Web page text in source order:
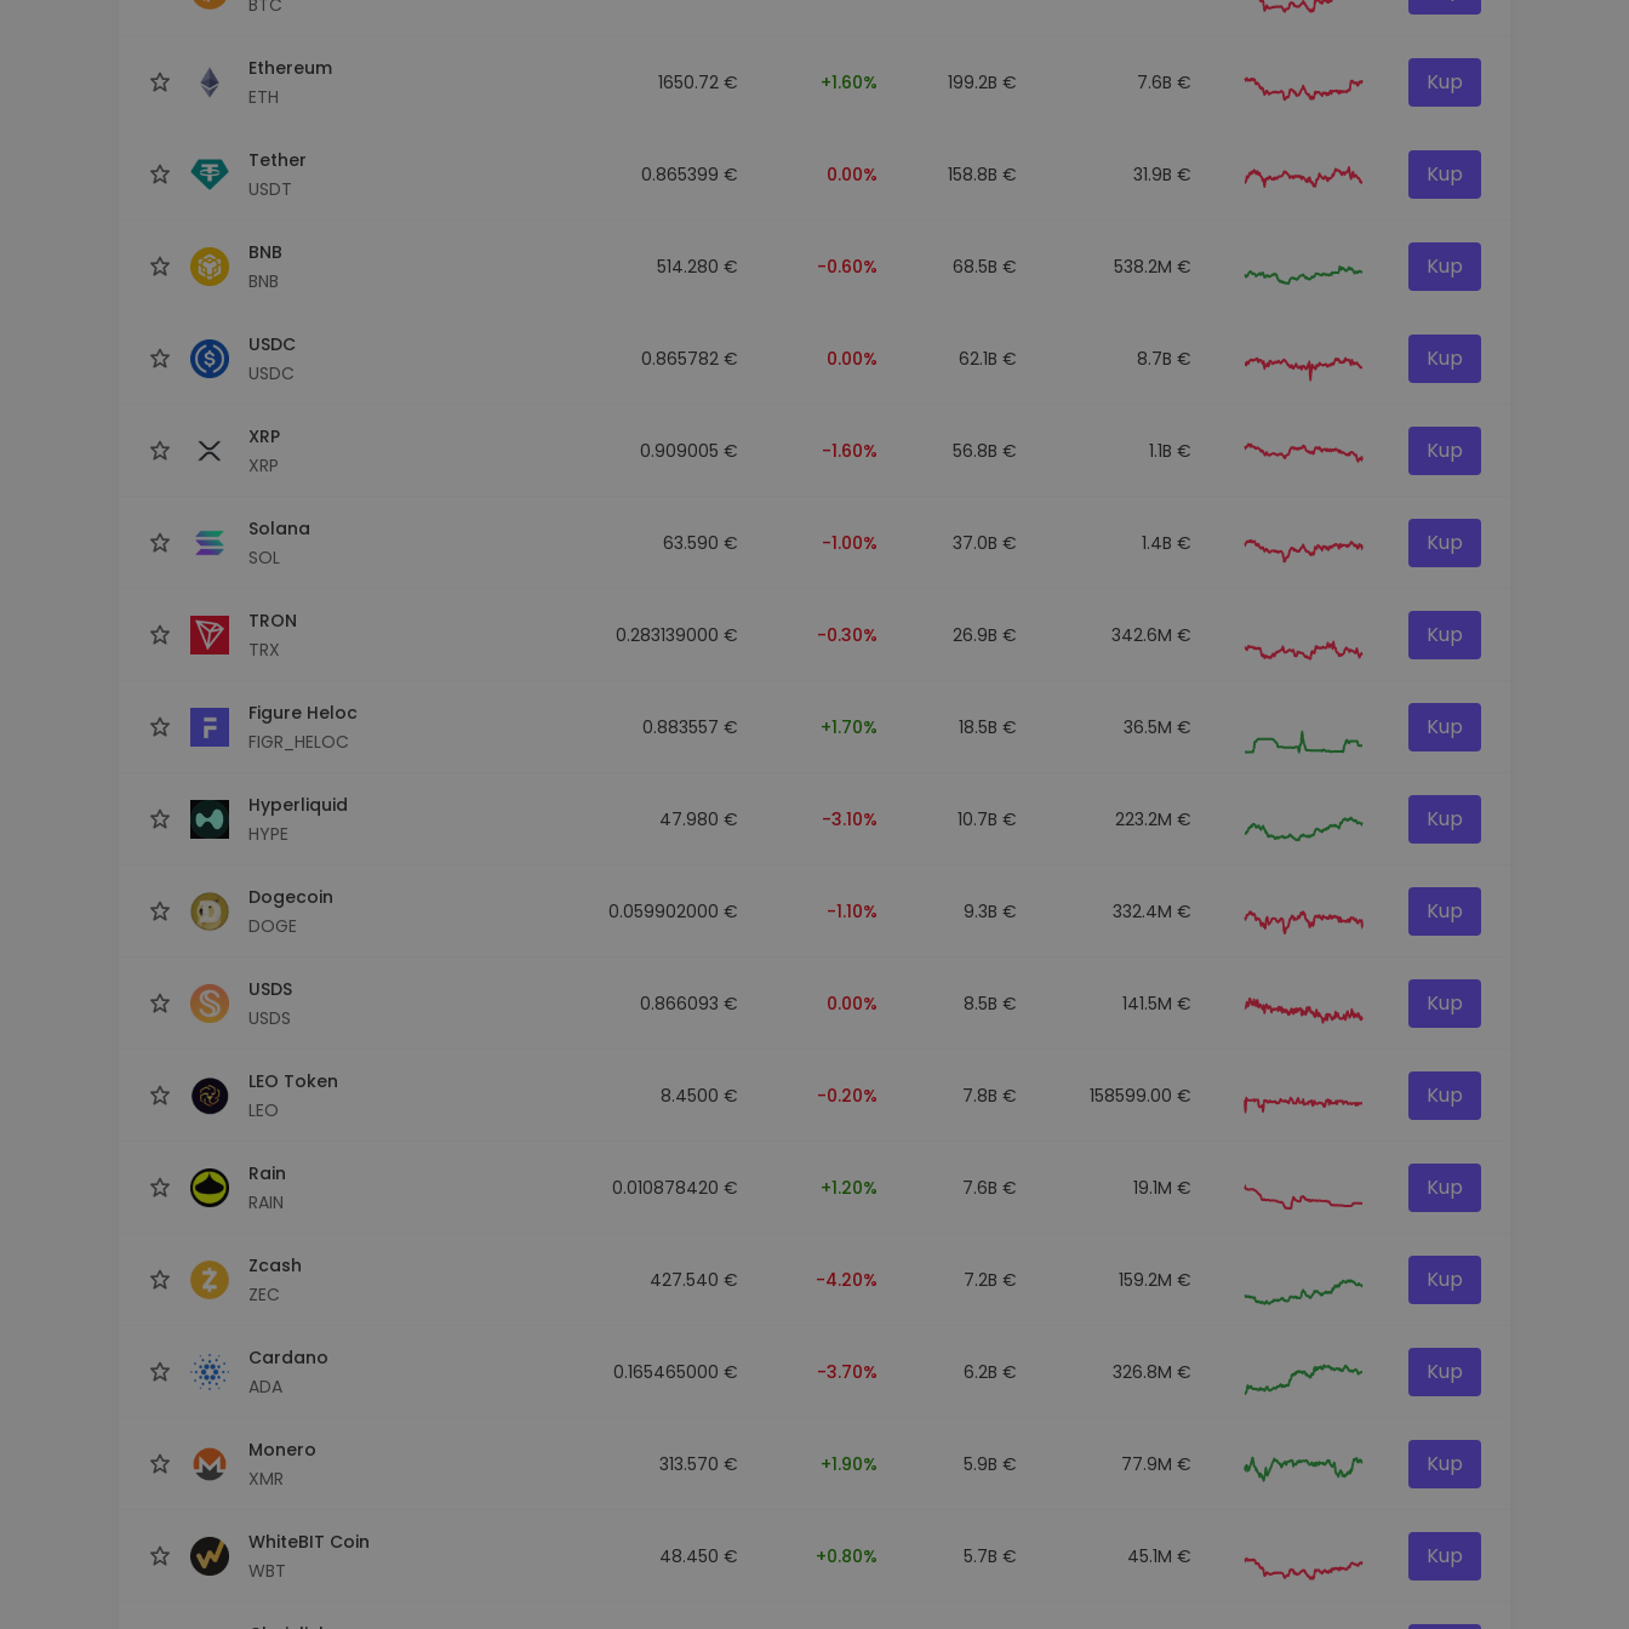
Ethereum
ETH
1650.72 € +1.60% 199.2B € 7.6B € Kup
Tether
USDT
0.865399 € 0.00% 158.8B € 31.9B € Kup
BNB
BNB
514.280 € -0.60% 68.5B € 538.2M € Kup
USDC
USDC
0.865782 € 0.00% 62.1B € 8.7B € Kup
XRP
XRP
0.909005 € -1.60% 56.8B € 1.1B € Kup
Solana
SOL
63.590 € -1.00% 37.0B € 1.4B € Kup
TRON
TRX
0.283139000 € -0.30% 26.9B € 342.6M € Kup
Figure Heloc
FIGR_HELOC
0.883557 € +1.70% 18.5B € 36.5M € Kup
Hyperliquid
HYPE
47.980 € -3.10% 10.7B € 223.2M € Kup
Dogecoin
DOGE
0.059902000 € -1.10% 9.3B € 332.4M € Kup
USDS
USDS
0.866093 € 0.00% 8.5B € 141.5M € Kup
LEO Token
LEO
8.4500 € -0.20% 7.8B € 158599.00 € Kup
Rain
RAIN
0.010878420 € +1.20% 7.6B € 19.1M € Kup
Zcash
ZEC
427.540 € -4.20% 7.2B € 159.2M € Kup
Cardano
ADA
0.165465000 € -3.70% 6.2B € 326.8M € Kup
Monero
XMR
313.570 € +1.90% 5.9B € 77.9M € Kup
WhiteBIT Coin
WBT
48.450 € +0.80% 5.7B € 45.1M € Kup